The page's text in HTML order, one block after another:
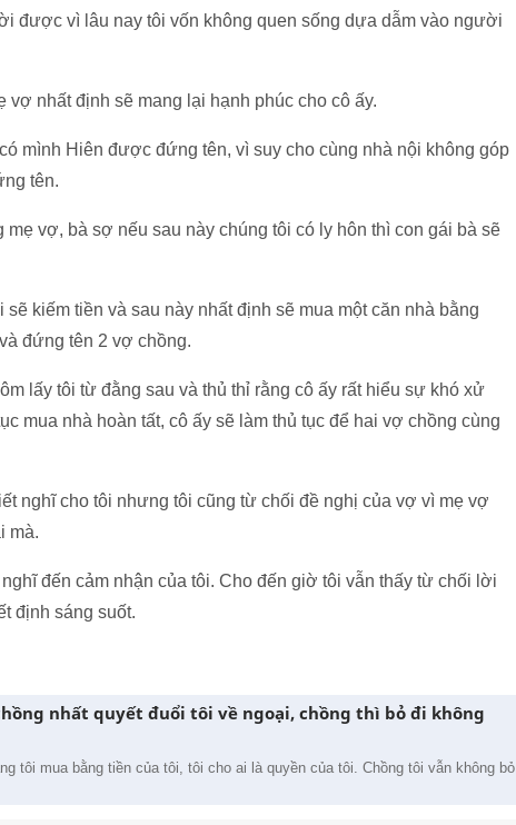
được vì lâu nay tôi vốn không quen sống dựa dẫm vào người
nhất định sẽ mang lại hạnh phúc cho cô ấy.
mình Hiên được đứng tên, vì suy cho cùng nhà nội không góp
tên.
vợ, bà sợ nếu sau này chúng tôi có ly hôn thì con gái bà sẽ
kiếm tiền và sau này nhất định sẽ mua một căn nhà bằng
đứng tên 2 vợ chồng.
lấy tôi từ đằng sau và thủ thỉ rằng cô ấy rất hiểu sự khó xử
mua nhà hoàn tất, cô ấy sẽ làm thủ tục để hai vợ chồng cùng
nghĩ cho tôi nhưng tôi cũng từ chối đề nghị của vợ vì mẹ vợ
mà.
đến cảm nhận của tôi. Cho đến giờ tôi vẫn thấy từ chối lời
định sáng suốt.
nhất quyết đuổi tôi về ngoại, chồng thì bỏ đi không
tôi mua bằng tiền của tôi, tôi cho ai là quyền của tôi. Chồng tôi vẫn không bỏ